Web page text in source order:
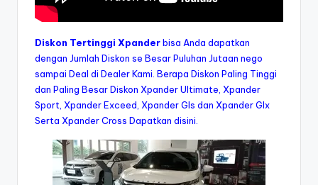
Diskon Tertinggi Xpanderbisa Anda dapatkan
dengan Jumlah Diskon se Besar Puluhan Jutaan nego
sampai Deal di Dealer Kami. Berapa Diskon Paling Tinggi
dan Paling Besar Diskon Xpander Ultimate, Xpander
Sport, Xpander Exceed, Xpander Gls dan Xpander Glx
Serta Xpander Cross Dapatkan disini.